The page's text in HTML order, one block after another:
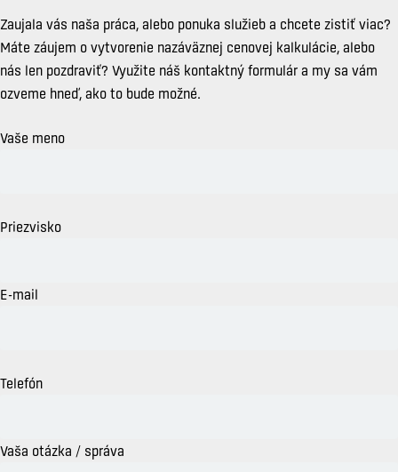
Zaujala vás naša práca, alebo ponuka služieb a chcete zistiť viac?
Máte záujem o vytvorenie nazáväznej cenovej kalkulácie, alebo
nás len pozdraviť? Využite náš kontaktný formulár a my sa vám
ozveme hneď, ako to bude možné.
Vaše meno
Priezvisko
E-mail
Telefón
Vaša otázka / správa